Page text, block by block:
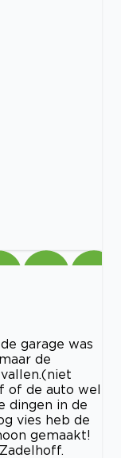
garage was
de
of de auto wel
dingen in de
vies heb de
gemaakt!